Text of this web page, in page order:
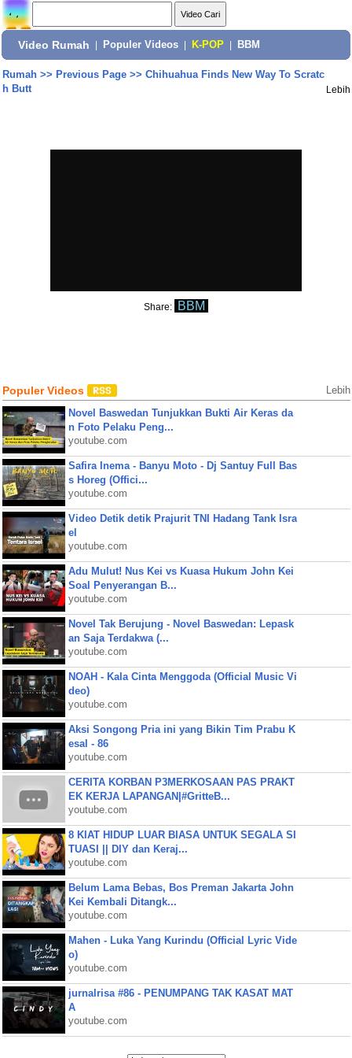
Video Rumah Populer Videos K-POP BBM
Rumah>> Previous Page>> Chihuahua Finds New Way To Scratc
h Butt
Lebih
Share: BBM
Populer Videos Lebih
Novel Baswedan Tunjukkan Bukti Air Keras da
n Foto Pelaku Peng...
youtube.com
Safira Inema - Banyu Moto - Dj Santuy Full Bas
s Horeg (Offici...
youtube.com
Video Detik detik Prajurit TNI Hadang Tank Isra
el
youtube.com
Adu Mulut! Nus Kei vs Kuasa Hukum John Kei
Soal Penyerangan B...
youtube.com
Novel Tak Berujung - Novel Baswedan: Lepask
an Saja Terdakwa (...
youtube.com
NOAH - Kala Cinta Menggoda (Official Music Vi
deo)
youtube.com
Aksi Songong Pria ini yang Bikin Tim Prabu K
esal - 86
youtube.com
CERITA KORBAN P3MERKOSAAN PAS PRAKT
EK KERJA LAPANGAN|#GritteB...
youtube.com
8 KIAT HIDUP LUAR BIASA UNTUK SEGALA SI
TUASI || DIY dan Keraj...
youtube.com
Belum Lama Bebas, Bos Preman Jakarta John
Kei Kembali Ditangk...
youtube.com
Mahen - Luka Yang Kurindu (Official Lyric Vide
o)
youtube.com
jurnalrisa #86 - PENUMPANG TAK KASAT MAT
A
youtube.com